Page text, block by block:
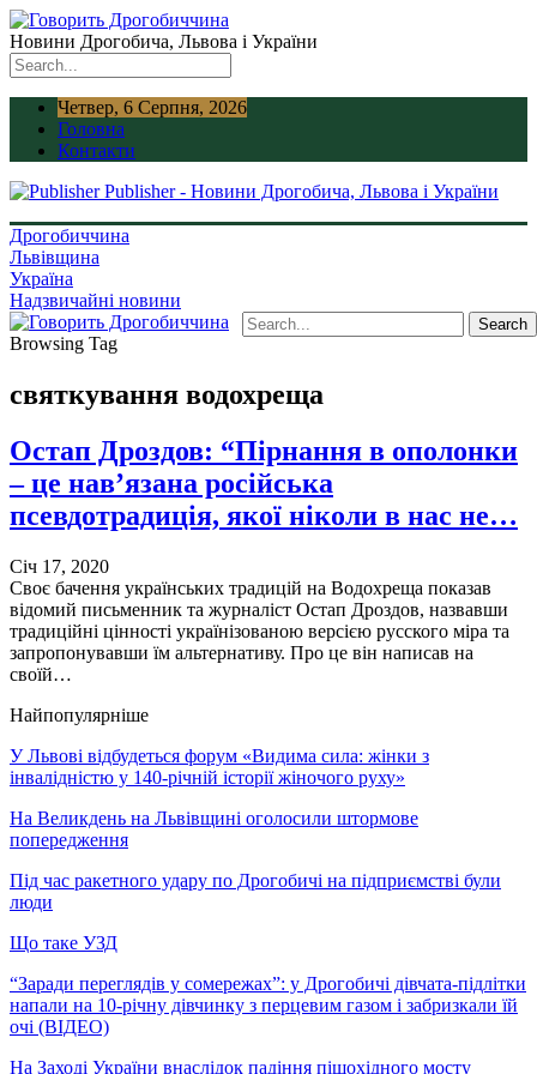
Новини Дрогобича, Львова і України
Четвер, 6 Серпня, 2026
Головна
Контакти
Publisher - Новини Дрогобича, Львова і України
Дрогобиччина
Львівщина
Україна
Надзвичайні новини
Browsing Tag
святкування водохреща
Остап Дроздов: “Пірнання в ополонки
– це нав’язана російська
псевдотрадиція, якої ніколи в нас не…
Січ 17, 2020
Своє бачення українських традицій на Водохреща показав
відомий письменник та журналіст Остап Дроздов, назвавши
традиційні цінності українізованою версією русского міра та
запропонувавши їм альтернативу. Про це він написав на
своїй…
Найпопулярніше
У Львові відбудеться форум «Видима сила: жінки з
інвалідністю у 140-річній історії жіночого руху»
На Великдень на Львівщині оголосили штормове
попередження
Під час ракетного удару по Дрогобичі на підприємстві були
люди
Що таке УЗД
“Заради переглядів у сомережах”: у Дрогобичі дівчата-підлітки
напали на 10-річну дівчинку з перцевим газом і забризкали їй
очі (ВІДЕО)
На Заході України внаслідок падіння пішохідного мосту